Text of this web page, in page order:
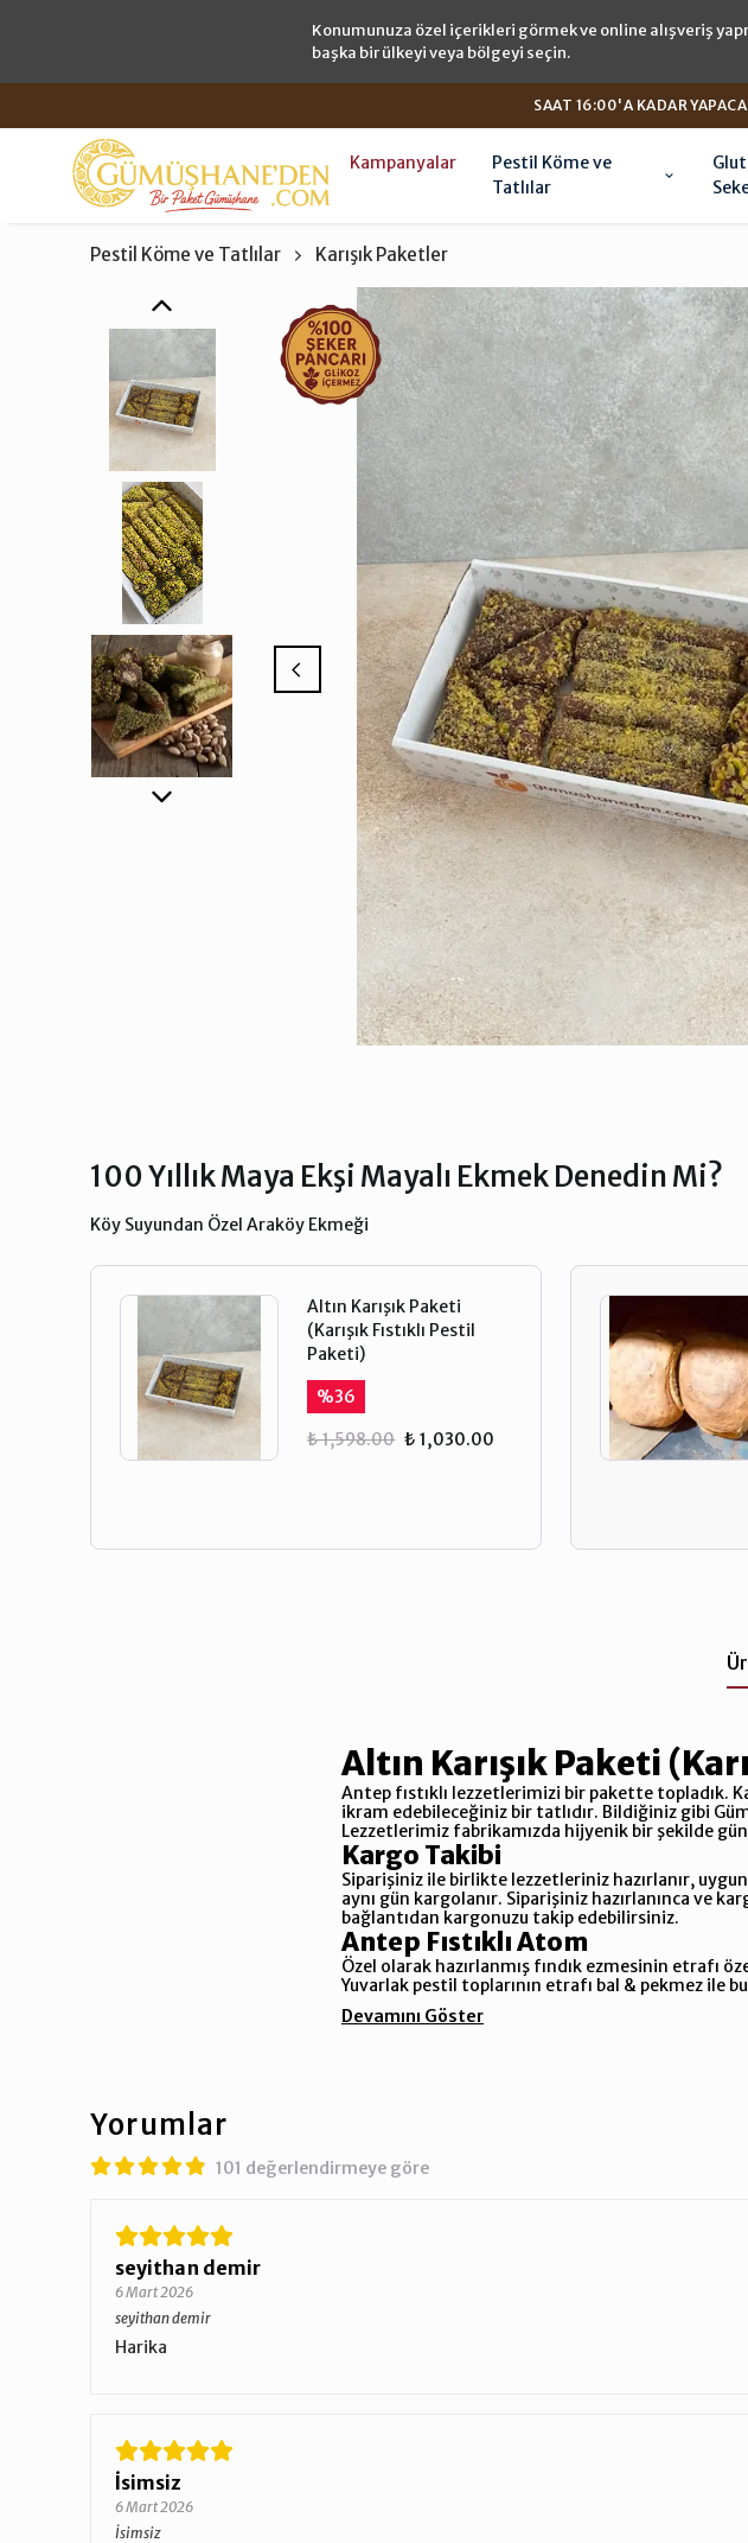
Konumunuza özel içerikleri görmek ve online alışveriş
başka bir ülkeyi veya bölgeyi seçin.
SAAT 16:00'A KADAR
Kampanyalar
Pestil Köme ve
Tatlılar
Pestil Köme ve Tatlılar Karışık Paketler
100 Yıllık Maya Ekşi Mayalı Ekmek Denedin Mi?
Köy Suyundan Özel Araköy Ekmeği
Altın Karışık Paketi
(Karışık Fıstıklı Pestil
Paketi)
%36
₺ 1,598.00 ₺ 1,030.00
Altın Karışık Paketi
Antep fıstıklı lezzetlerimizi bir pakette topladık.
ikram edebileceğiniz bir tatlıdır. Bildiğiniz gibi
Lezzetlerimiz fabrikamızda hijyenik bir şekilde
Kargo Takibi
Siparişiniz ile birlikte lezzetleriniz hazırlanır,
aynı gün kargolanır. Siparişiniz hazırlanınca ve
bağlantıdan kargonuzu takip edebilirsiniz.
Antep Fıstıklı Atom
Özel olarak hazırlanmış fındık ezmesinin etrafı
Yuvarlak pestil toplarının etrafı bal & pekmez ile
Devamını Göster
Yorumlar
101 değerlendirmeye göre
seyithan demir
6 Mart 2026
seyithan demir
Harika
İsimsiz
6 Mart 2026
İsimsiz